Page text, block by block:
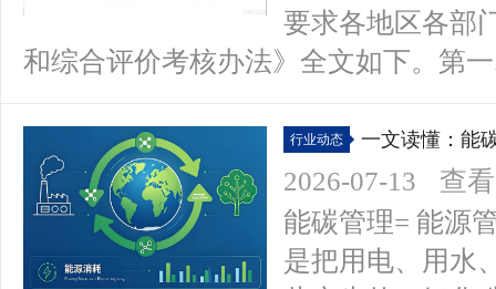
要求各地区各部
和综合评价考核办法》全文如下。第
行业动态 一文读懂：能
2026-07-13
查
能碳管理= 能源
是把用电、用水